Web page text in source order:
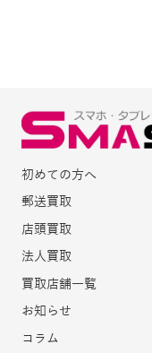
初めての方へ
郵送買取
店頭買取
法人買取
買取店舗一覧
お知らせ
コラム